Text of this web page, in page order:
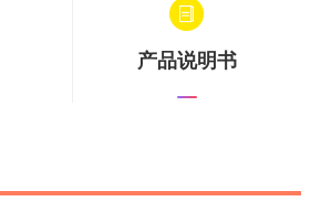
产品说明书